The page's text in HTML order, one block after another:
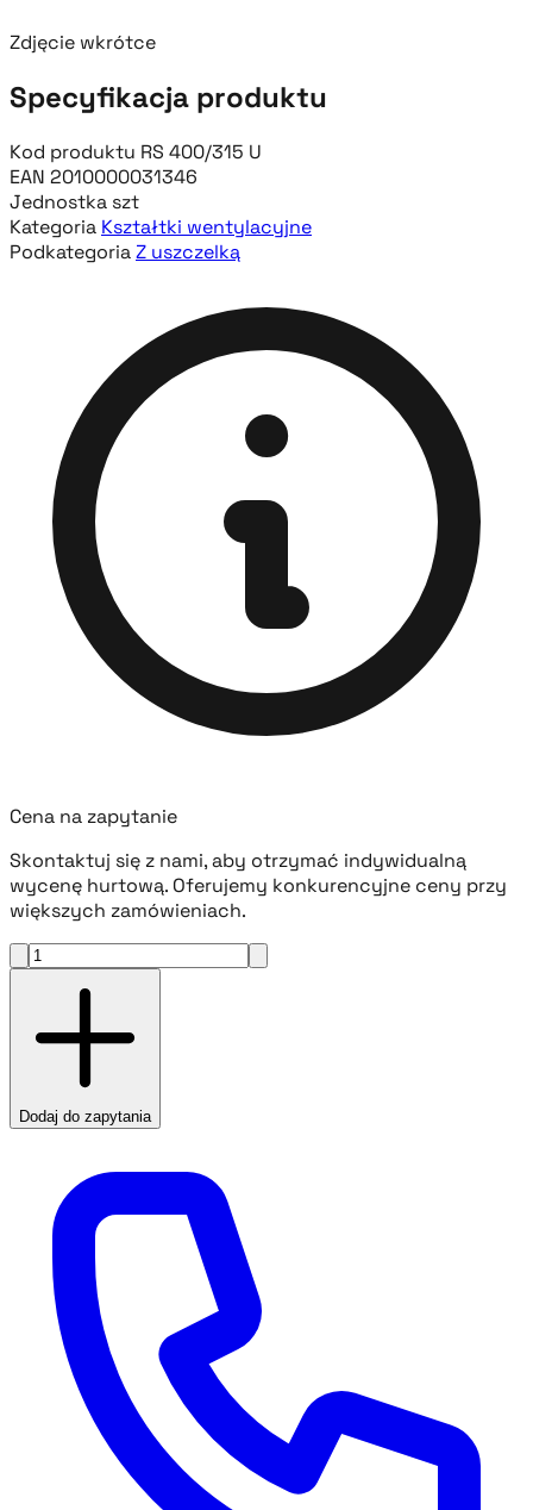
Zdjęcie wkrótce
Specyfikacja produktu
Kod produktu RS 400/315 U
EAN 2010000031346
Jednostka szt
Kategoria Kształtki wentylacyjne
PodkategoriaZ uszczelką
Cena na zapytanie
Skontaktuj się z nami, aby otrzymać indywidualną
wycenę hurtową. Oferujemy konkurencyjne ceny przy
większych zamówieniach.
Dodaj do zapytania